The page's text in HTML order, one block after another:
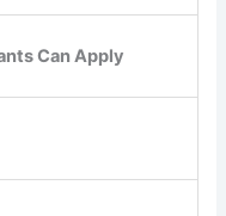
Can Apply